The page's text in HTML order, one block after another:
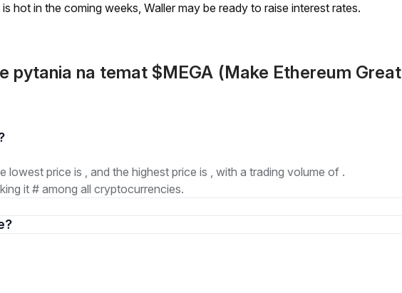
hot in the coming weeks, Waller may be ready to raise interest rates.
pytania na temat $MEGA (Make Ethereum Great
lowest price is , and the highest price is , with a trading volume of .
it # among all cryptocurrencies.